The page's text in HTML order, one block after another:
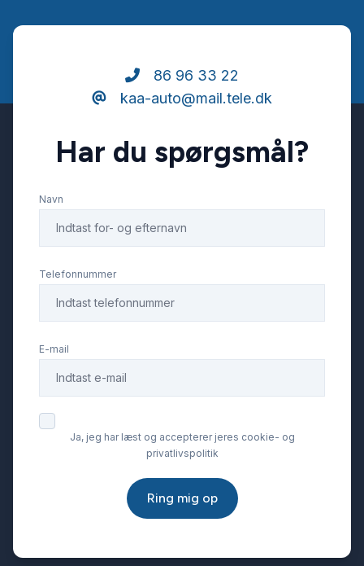
86 96 33 22
kaa-auto@mail.tele.dk
Har du spørgsmål?
Navn
Telefonnummer
E-mail
Ja, jeg har læst og accepterer jeres cookie- og
privatlivspolitik
Ring mig op